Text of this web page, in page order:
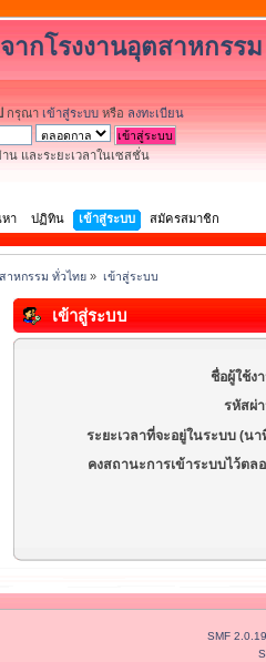
ากโรงงานอุตสาหกรร
กรุณา เข้าสู่ระบบ หรือ ลงทะเบียน
น และระยะเวลาในเซสชั่น
า ปฏิทิน เข้าสู่ระบบ สมัครสมาชิก
าหกรรม ทั่วไทย » เข้าสู่ระบบ
เข้าสู่ระบบ
ชื่อผู้ใช้ง
รหัสผ่
ระยะเวลาที่จะอยู่ในระบบ (นา
คงสถานะการเข้าระบบไว้ตล
SMF 2.0.19